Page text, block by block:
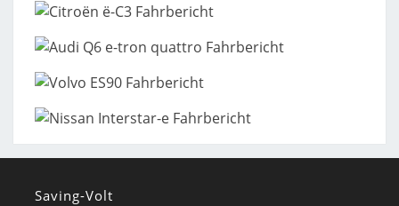
Saving-Volt